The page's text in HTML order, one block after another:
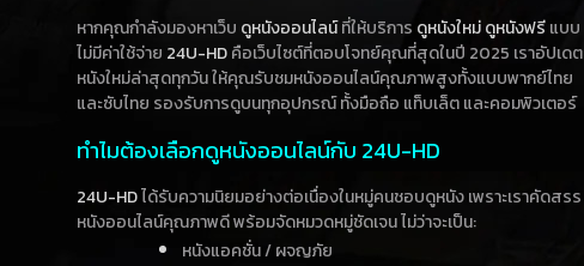
หากคุณกำลังมองหาเว็บ ดูหนังออนไลน์ที่ให้บริการ ดูหนังใหม่ดูหนังฟรีแบบ
ไม่มีค่าใช้จ่าย 24U-HDคือเว็บไซต์ที่ตอบโจทย์คุณที่สุดในปี 2025 เราอัปเดต
หนังใหม่ล่าสุดทุกวัน ให้คุณรับชมหนังออนไลน์คุณภาพสูงทั้งแบบพากย์ไทย
และซับไทย รองรับการดูบนทุกอุปกรณ์ ทั้งมือถือ แท็บเล็ต และคอมพิวเตอร์
ทำไมต้องเลือกดูหนังออนไลน์กับ 24U-HD
24U-HDได้รับความนิยมอย่างต่อเนื่องในหมู่คนชอบดูหนัง เพราะเราคัดสรร
หนังออนไลน์คุณภาพดี พร้อมจัดหมวดหมู่ชัดเจน ไม่ว่าจะเป็น:
หนังแอคชั่น / ผจญภัย